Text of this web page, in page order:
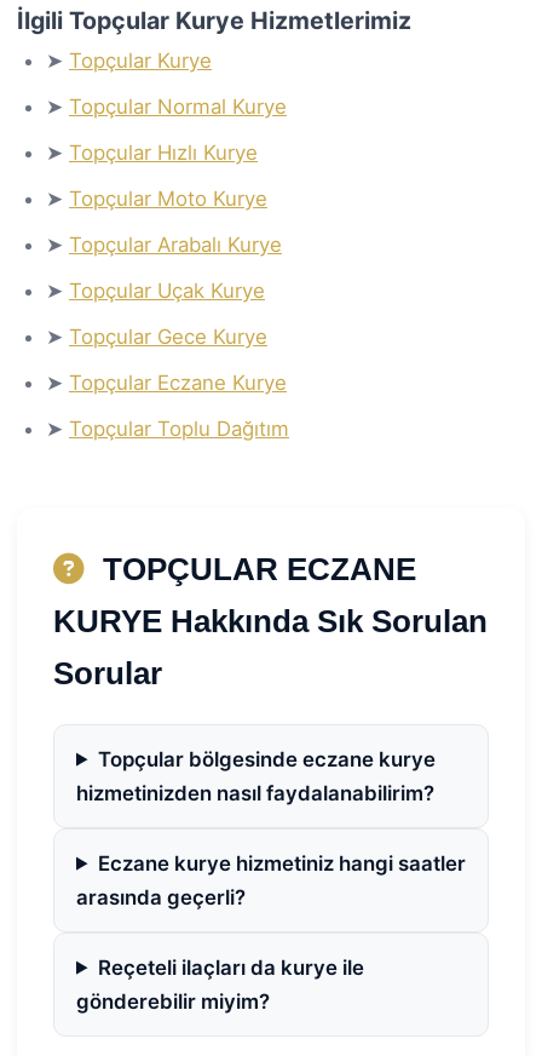
İlgili Topçular Kurye Hizmetlerimiz
➤ Topçular Kurye
➤ Topçular Normal Kurye
➤ Topçular Hızlı Kurye
➤ Topçular Moto Kurye
➤ Topçular Arabalı Kurye
➤ Topçular Uçak Kurye
➤ Topçular Gece Kurye
➤ Topçular Eczane Kurye
➤ Topçular Toplu Dağıtım
TOPÇULAR ECZANE
KURYE Hakkında Sık Sorulan
Sorular
Topçular bölgesinde eczane kurye
hizmetinizden nasıl faydalanabilirim?
Eczane kurye hizmetiniz hangi saatler
arasında geçerli?
Reçeteli ilaçları da kurye ile
gönderebilir miyim?